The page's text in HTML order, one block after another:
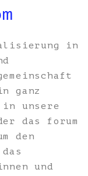
in
ganz
unsere
das forum
den
und